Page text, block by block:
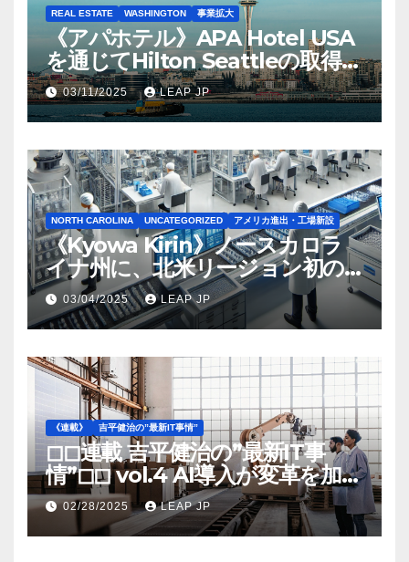
REAL ESTATE WASHINGTON 事業拡大
《アパホテル》APA Hotel USA
を通じてHilton Seattleの取得を
完了
03/11/2025 LEAP JP
NORTH CAROLINA UNCATEGORIZED アメリカ進出・工場新設
《Kyowa Kirin》ノースカロラ
イナ州に、北米リージョン初の
工場建設を決定
03/04/2025 LEAP JP
《連載》 吉平健治の”最新IT事情”
◻︎◻︎連載 吉平健治の”最新IT事
情”◻︎◻︎ vol.4 AI導入が変革を加速
する米国製造業の最前線
02/28/2025 LEAP JP